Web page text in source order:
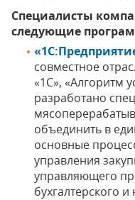
Специалисты
следующие
совместное
«1С», «Алгоритм
разработано
объединить в
основные
управления
управляющего
бухгалтерского